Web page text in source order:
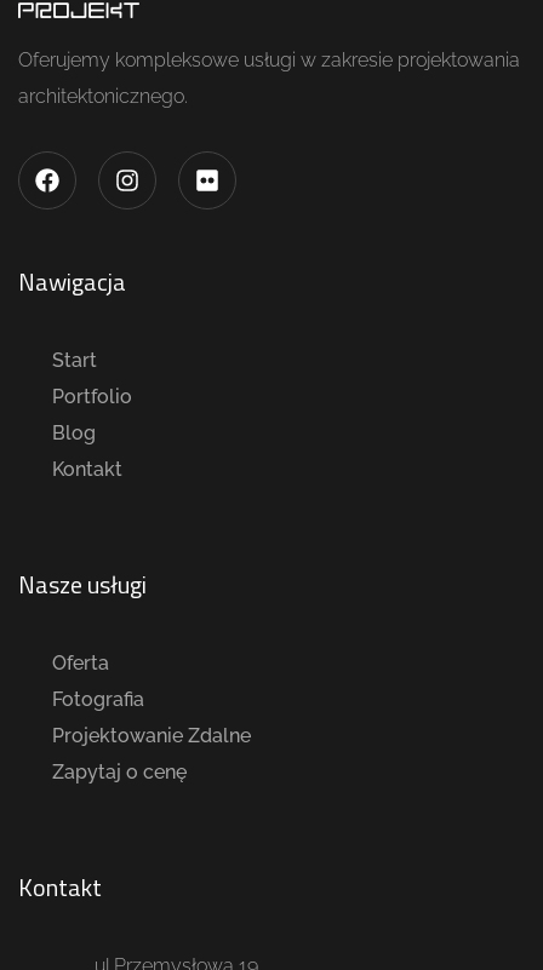
Oferujemy kompleksowe usługi w zakresie projektowania
architektonicznego.
Nawigacja
Start
Portfolio
Blog
Kontakt
Nasze usługi
Oferta
Fotografia
Projektowanie Zdalne
Zapytaj o cenę
Kontakt